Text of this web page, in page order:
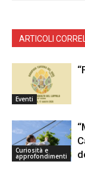
ARTICOLI
Eventi
Curiosità e
approfondimenti